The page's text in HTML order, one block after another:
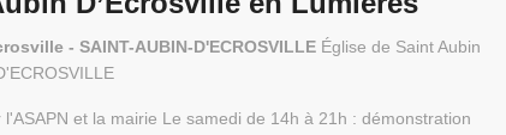
- SAINT-AUBIN-D'ECROSVILLE Église de Saint Aubin
et la mairie Le samedi de 14h à 21h : démonstration